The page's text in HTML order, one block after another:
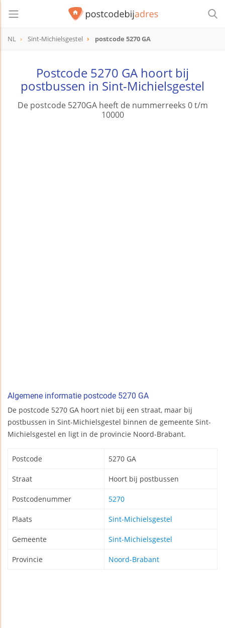
NL Sint-Michielsgestel postcode 5270 GA
Postcode 5270 GA hoort bij
postbussen in Sint-Michielsgestel
De postcode 5270GA heeft de nummerreeks 0 t/m
10000
Algemene informatie postcode 5270 GA
De postcode 5270 GA hoort niet bij een straat, maar bij
postbussen in Sint-Michielsgestel binnen de gemeente Sint-
Michielsgestel en ligt in de provincie Noord-Brabant.
Postcode 5270 GA
Straat Hoort bij postbussen
Postcodenummer 5270
Plaats Sint-Michielsgestel
Gemeente Sint-Michielsgestel
Provincie Noord-Brabant